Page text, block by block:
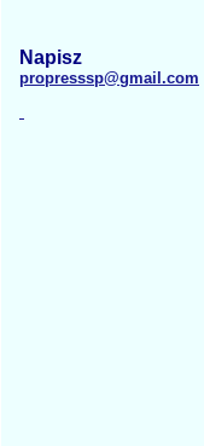
Napisz
propresssp@gmail.com